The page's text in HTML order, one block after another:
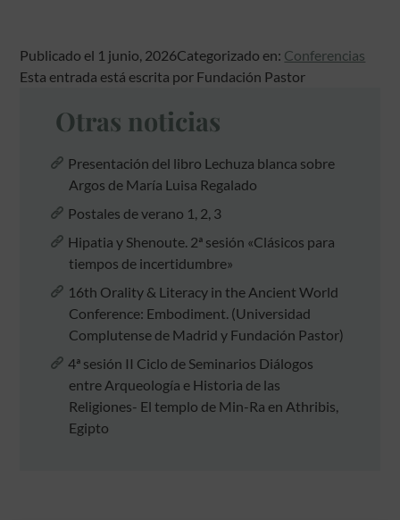
Publicado el 1 junio, 2026Categorizado en: Conferencias
Esta entrada está escrita por Fundación Pastor
Otras noticias
Presentación del libro Lechuza blanca sobre
Argos de María Luisa Regalado
Postales de verano 1, 2, 3
Hipatia y Shenoute. 2ª sesión «Clásicos para
tiempos de incertidumbre»
16th Orality & Literacy in the Ancient World
Conference: Embodiment. (Universidad
Complutense de Madrid y Fundación Pastor)
4ª sesión II Ciclo de Seminarios Diálogos
entre Arqueología e Historia de las
Religiones- El templo de Min-Ra en Athribis,
Egipto